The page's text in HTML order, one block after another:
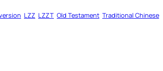
LZZ LZZT Old Testament Traditional Chinese